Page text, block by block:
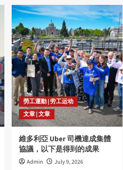
5
勞工運動 | 劳工运动
文章 | 文章
維多利亞 Uber 司機達成集體
協議，以下是得到的成果
Admin July 9, 2026